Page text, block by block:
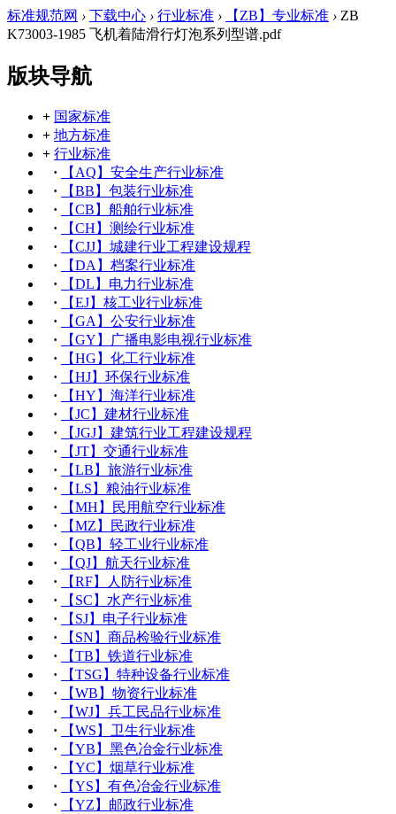
标准规范网 › 下载中心 › 行业标准 › 【ZB】专业标准 › ZB
K73003-1985 飞机着陆滑行灯泡系列型谱.pdf
版块导航
+ 国家标准
+ 地方标准
+ 行业标准
·
【AQ】安全生产行业标准
·
【BB】包装行业标准
·
【CB】船舶行业标准
·
【CH】测绘行业标准
·
【CJJ】城建行业工程建设规程
·
【DA】档案行业标准
·
【DL】电力行业标准
·
【EJ】核工业行业标准
·
【GA】公安行业标准
·
【GY】广播电影电视行业标准
·
【HG】化工行业标准
·
【HJ】环保行业标准
·
【HY】海洋行业标准
·
【JC】建材行业标准
·
【JGJ】建筑行业工程建设规程
·
【JT】交通行业标准
·
【LB】旅游行业标准
·
【LS】粮油行业标准
·
【MH】民用航空行业标准
·
【MZ】民政行业标准
·
【QB】轻工业行业标准
·
【QJ】航天行业标准
·
【RF】人防行业标准
·
【SC】水产行业标准
·
【SJ】电子行业标准
·
【SN】商品检验行业标准
·
【TB】铁道行业标准
·
【TSG】特种设备行业标准
·
【WB】物资行业标准
·
【WJ】兵工民品行业标准
·
【WS】卫生行业标准
·
【YB】黑色冶金行业标准
·
【YC】烟草行业标准
·
【YS】有色冶金行业标准
·
【YZ】邮政行业标准